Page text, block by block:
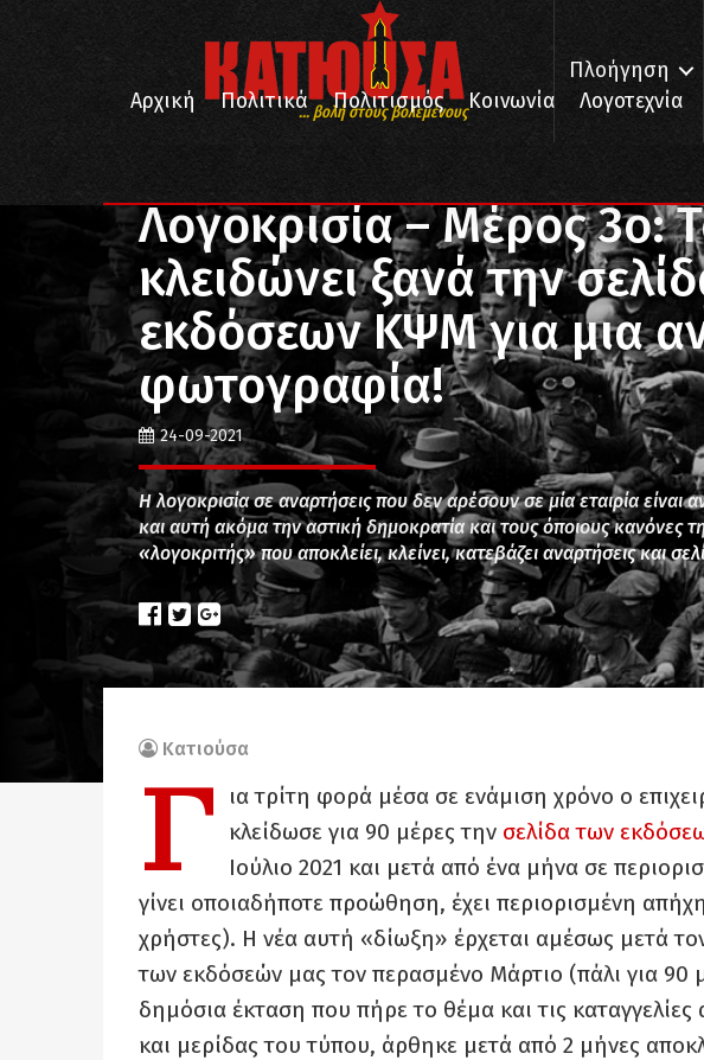
... βολή στους βολεμένους
Πλοήγηση
Αρχική
Πολιτικά Πολιτισμός Κοινωνία Λογοτεχνία
Επικαιρότητα Λογοκρισία – Μέρος 3ο: Το Facebook κλειδώνει
Λογοκρισία – Μέρος 3ο:
κλειδώνει ξανά την
εκδόσεων ΚΨΜ για μια
φωτογραφία!
24-09-2021
Η λογοκρισία σε αναρτήσεις που δεν αρέσουν σε μία εταιρία είναι
και αυτή ακόμα την αστική δημοκρατία και τους όποιους κανόνες
«λογοκριτής» που αποκλείει, κλείνει, κατεβάζει αναρτήσεις και
Κατιούσα
Γ ια τρίτη φορά μέσα σε ενάμιση χρόνο ο
κλείδωσε για 90 μέρες την σελίδα των
Ιούλιο 2021 και μετά από ένα μήνα σε
γίνει οποιαδήποτε προώθηση, έχει περιορισμένη
χρήστες). Η νέα αυτή «δίωξη» έρχεται αμέσως μετά
των εκδόσεών μας τον περασμένο Μάρτιο (πάλι για 90
δημόσια έκταση που πήρε το θέμα και τις
και μερίδας του τύπου, άρθηκε μετά από 2 μήνες